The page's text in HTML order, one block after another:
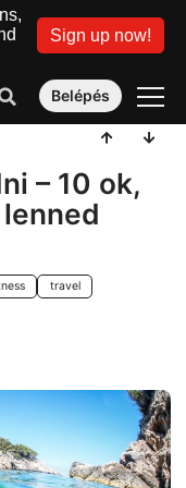
Sign up now!
Belépés
– 10 ok,
travel